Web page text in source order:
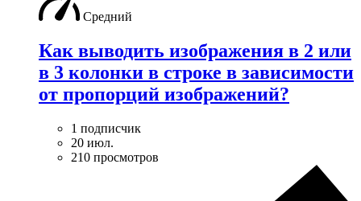
Средний
Как выводить изображения в 2 или
в 3 колонки в строке в зависимости
от пропорций изображений?
1 подписчик
20 июл.
210 просмотров